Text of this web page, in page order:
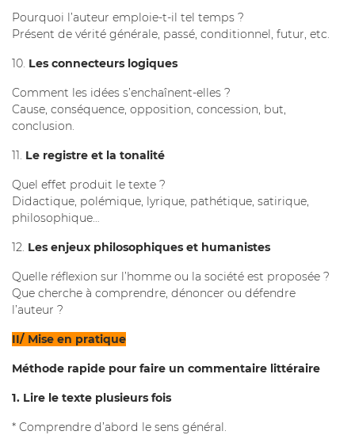
Pourquoi l’auteur emploie-t-il tel temps ?
Présent de vérité générale, passé, conditionnel, futur, etc.
10. Les connecteurs logiques
Comment les idées s’enchaînent-elles ?
Cause, conséquence, opposition, concession, but,
conclusion.
11. Le registre et la tonalité
Quel effet produit le texte ?
Didactique, polémique, lyrique, pathétique, satirique,
philosophique…
12. Les enjeux philosophiques et humanistes
Quelle réflexion sur l’homme ou la société est proposée ?
Que cherche à comprendre, dénoncer ou défendre
l’auteur ?
II/ Mise en pratique
Méthode rapide pour faire un commentaire littéraire
1. Lire le texte plusieurs fois
* Comprendre d’abord le sens général.